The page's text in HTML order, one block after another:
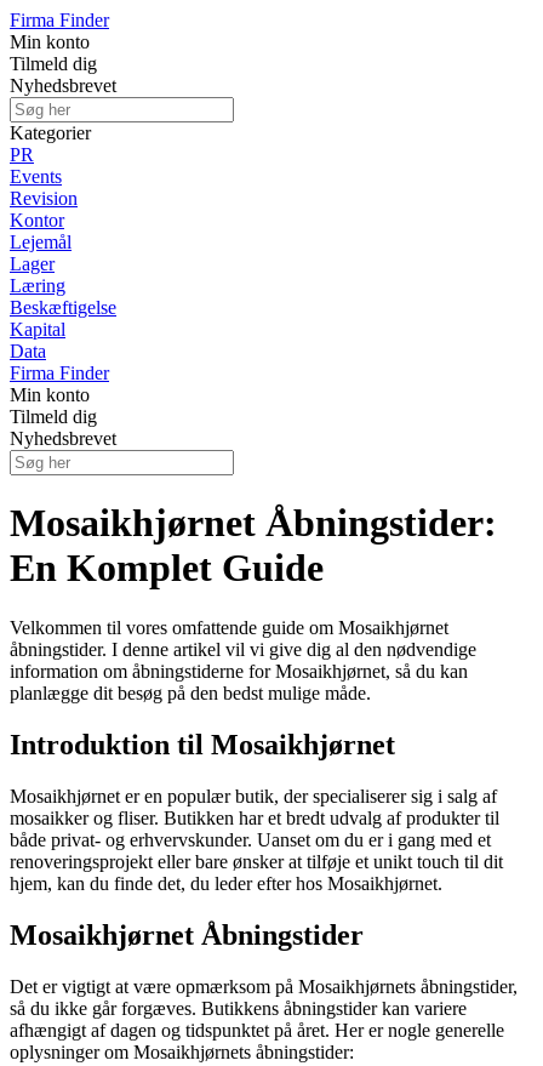
Firma Finder
Min konto
Tilmeld dig
Nyhedsbrevet
Kategorier
PR
Events
Revision
Kontor
Lejemål
Lager
Læring
Beskæftigelse
Kapital
Data
Firma Finder
Min konto
Tilmeld dig
Nyhedsbrevet
Mosaikhjørnet Åbningstider:
En Komplet Guide
Velkommen til vores omfattende guide om Mosaikhjørnet
åbningstider. I denne artikel vil vi give dig al den nødvendige
information om åbningstiderne for Mosaikhjørnet, så du kan
planlægge dit besøg på den bedst mulige måde.
Introduktion til Mosaikhjørnet
Mosaikhjørnet er en populær butik, der specialiserer sig i salg af
mosaikker og fliser. Butikken har et bredt udvalg af produkter til
både privat- og erhvervskunder. Uanset om du er i gang med et
renoveringsprojekt eller bare ønsker at tilføje et unikt touch til dit
hjem, kan du finde det, du leder efter hos Mosaikhjørnet.
Mosaikhjørnet Åbningstider
Det er vigtigt at være opmærksom på Mosaikhjørnets åbningstider,
så du ikke går forgæves. Butikkens åbningstider kan variere
afhængigt af dagen og tidspunktet på året. Her er nogle generelle
oplysninger om Mosaikhjørnets åbningstider: